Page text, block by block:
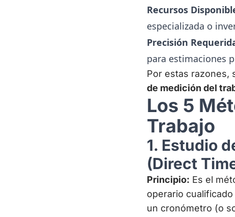
Recursos
especializada o
Precisión
para estimaciones
Por estas razones,
de medición del
Los 5
Trabajo
1. Estudio
(Direct
Principio: Es el
operario
un cronómetro (o